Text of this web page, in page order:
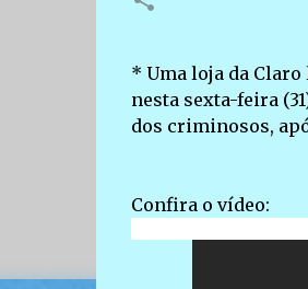
* Uma loja da
nesta sexta-feira
dos criminosos,
Confira o vídeo: